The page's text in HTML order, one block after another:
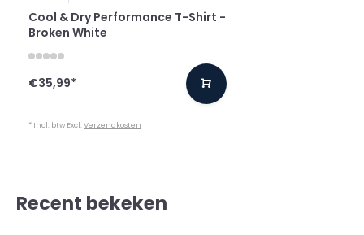
Cool & Dry Performance T-Shirt -
Broken White
€35,99*
* Incl. btw Excl.Verzendkosten
Recent bekeken